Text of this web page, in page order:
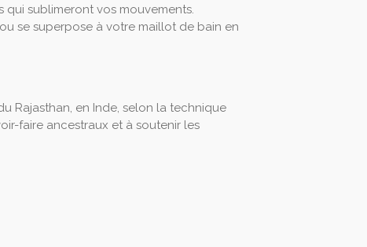
sublimeront vos mouvements.
se superpose à votre maillot de bain en
Rajasthan, en Inde, selon la technique
faire ancestraux et à soutenir les